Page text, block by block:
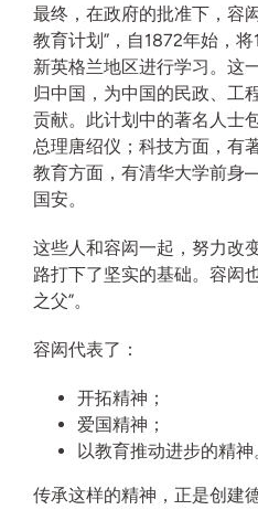
最终，在政府的批准下，容
教育计划”，自1872年始，
新英格兰地区进行学习。这
归中国，为中国的民政、工
贡献。此计划中的著名人士
总理唐绍仪；科技方面，有
教育方面，有清华大学前
国安。
这些人和容闳一起，努力改
路打下了坚实的基础。容闳
之父”。
容闳代表了：
开拓精神；
爱国精神；
以教育推动进步的精神
传承这样的精神，正是创建